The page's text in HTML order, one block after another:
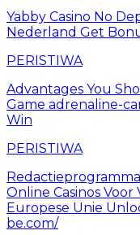
Yabby Casino No
Nederland Get
PERISTIWA
Advantages You
Game adrenaline-
Win
PERISTIWA
Online Casinos
Europese Unie
be.com/